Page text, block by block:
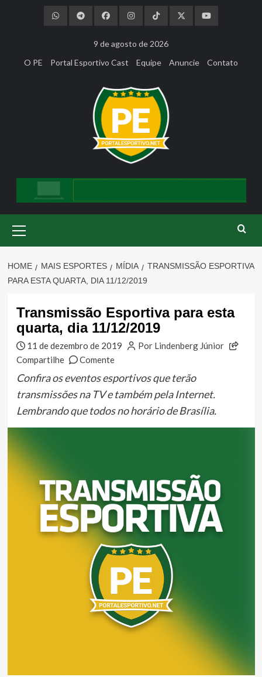
9 de agosto de 2026
O PE
Portal Esportivo Cast Equipe Anuncie Contato
Menu
HOME MAIS ESPORTES MÍDIA
TRANSMISSÃO ESPORTIVA
PARA ESTA QUARTA, DIA 11/12/2019
Transmissão Esportiva para esta
quarta, dia 11/12/2019
11 de dezembro de 2019
Por Lindenberg Júnior
Compartilhe
Comente
Confira os eventos esportivos que terão
transmissões na TV e também pela Internet.
Lembrando que todos no horário de Brasília.